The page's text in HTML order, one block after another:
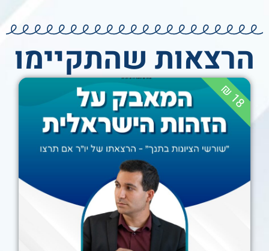
הרצאות שהתקיימו
1
8
₪
המאבק על הזהות
הישראלית – שי
רוזנגרטן
21:00
09/12/2025
ZOOM